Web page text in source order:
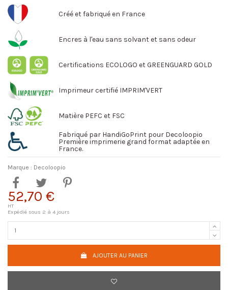
Créé et fabriqué en France
Encres à l'eau sans solvant et sans odeur
Certifications ECOLOGO et GREENGUARD GOLD
Imprimeur certifié IMPRIM'VERT
Matière PEFC et FSC
Fabriqué par HandiGoPrint pour Decoloopio
Première imprimerie grand format adaptée en
France.
Marque : Decoloopio
52,70 €
HT
Expédié sous 2 à 4 jours
AJOUTER AU PANIER